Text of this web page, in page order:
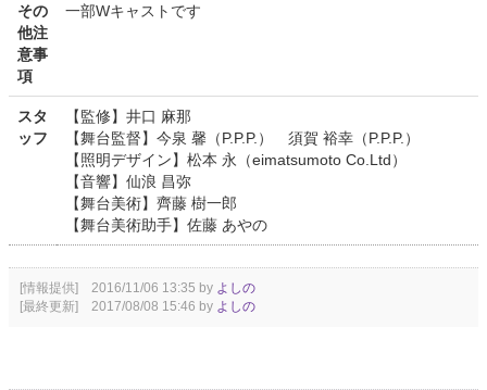
その
他注
意事
項
一部Wキャストです
スタ
ッフ
【監修】井口 麻那
【舞台監督】今泉 馨（P.P.P.） 須賀 裕幸（P.P.P.）
【照明デザイン】松本 永（eimatsumoto Co.Ltd）
【音響】仙浪 昌弥
【舞台美術】齊藤 樹一郎
【舞台美術助手】佐藤 あやの
[情報提供] 2016/11/06 13:35 by よしの
[最終更新] 2017/08/08 15:46 by よしの